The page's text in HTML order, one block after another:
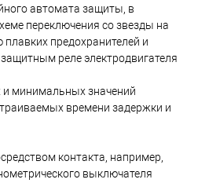
автомата защиты, в
переключения со звезды на
предохранителей и
реле электродвигателя
минимальных значений
времени задержки и
контакта, например,
выключателя